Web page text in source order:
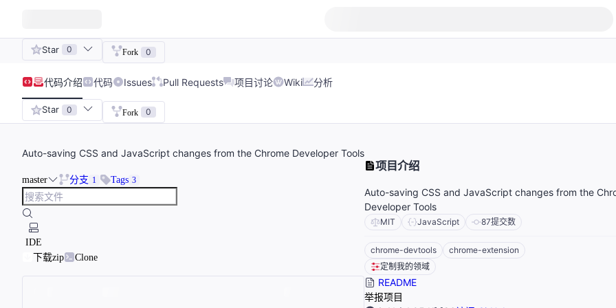
Star 0 Fork 0
代码介绍 代码 Issues Pull Requests 项目讨论 Wiki 分析
Star 0 Fork 0
Auto-saving CSS and JavaScript changes from the Chrome Developer Tools
master 分支 1 Tags 3
IDE
下载zip
Clone
项目介绍
Auto-saving CSS and JavaScript changes from the
Developer Tools
MIT JavaScript 87提交数
chrome-devtools
chrome-extension
定制我的领域
README
举报项目